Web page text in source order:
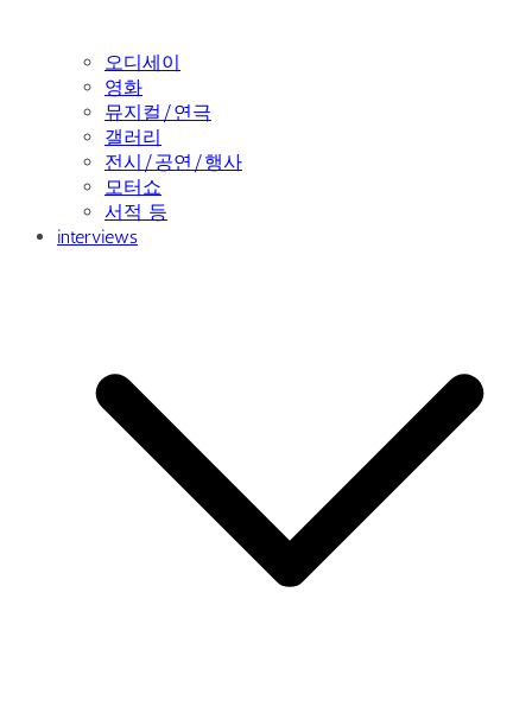
오디세이
영화
뮤지컬/연극
갤러리
전시/공연/행사
모터쇼
서적 등
interviews